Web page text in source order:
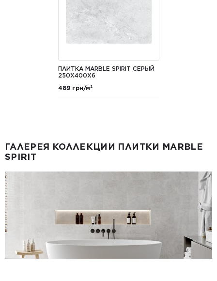
ПЛИТКА MARBLE SPIRIT СЕРЫЙ
250X400X6
489 грн/м²
ГАЛЕРЕЯ КОЛЛЕКЦИИ ПЛИТКИ MARBLE
SPIRIT